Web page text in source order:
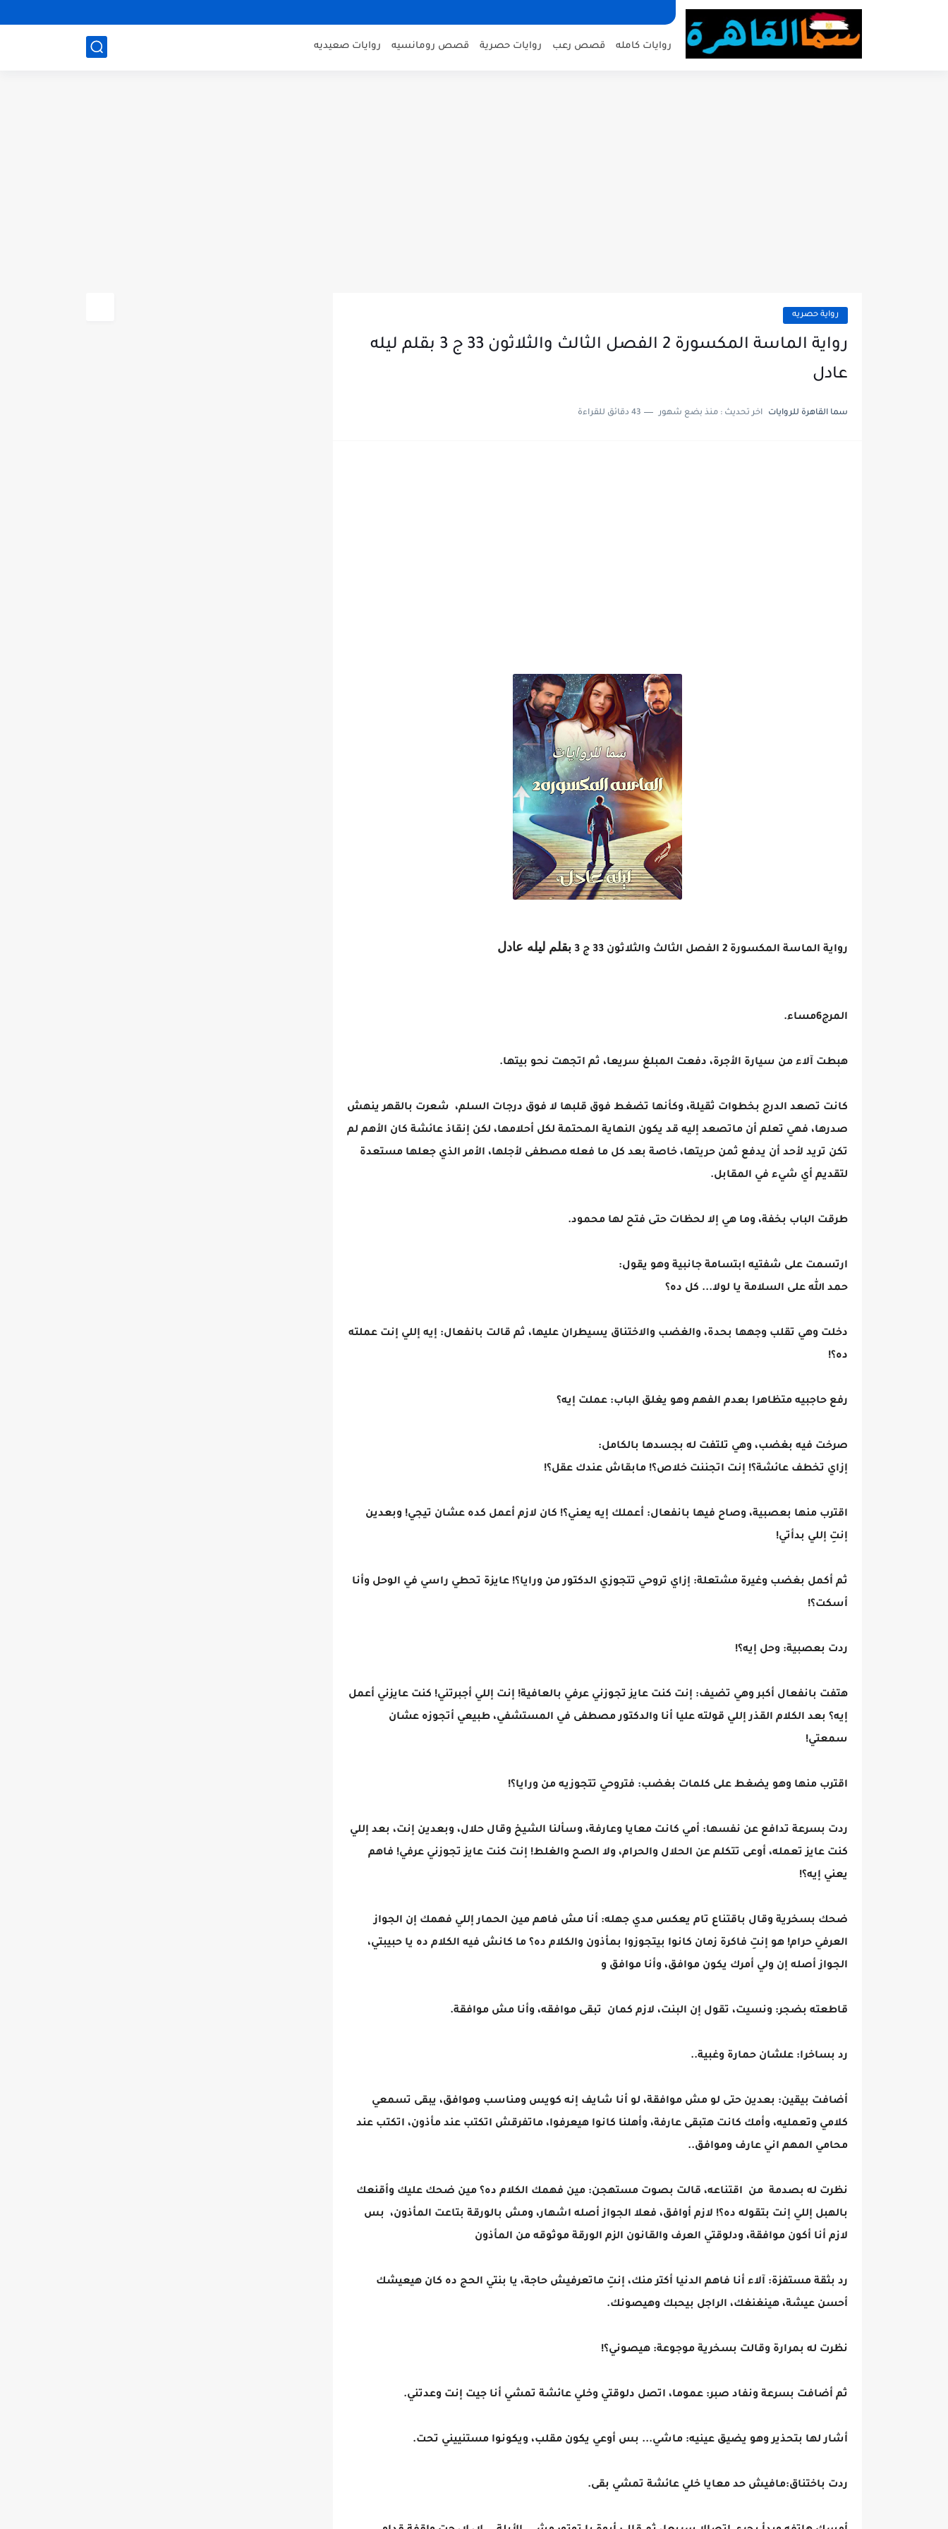
روايات كامله قصص رعب روايات حصرية قصص رومانسيه روايات صعيديه
رواية حصريه
رواية الماسة المكسورة 2 الفصل الثالث والثلاثون 33 ج 3 بقلم ليله
عادل
سما القاهرة للروايات اخر تحديث : منذ بضع شهور 43 دقائق للقراءة
رواية الماسة المكسورة 2 الفصل الثالث والثلاثون 33 ج 3 بقلم ليله عادل
المرج6مساء.
هبطت آلاء من سيارة الأجرة، دفعت المبلغ سريعا، ثم اتجهت نحو بيتها.
كانت تصعد الدرج بخطوات ثقيلة، وكأنها تضغط فوق قلبها لا فوق درجات السلم، شعرت بالقهر ينهش
صدرها، فهي تعلم أن ماتصعد إليه قد يكون النهاية المحتمة لكل أحلامها، لكن إنقاذ عائشة كان الأهم لم
تكن تريد لأحد أن يدفع ثمن حريتها، خاصة بعد كل ما فعله مصطفى لأجلها، الأمر الذي جعلها مستعدة
لتقديم أي شيء في المقابل.
طرقت الباب بخفة، وما هي إلا لحظات حتى فتح لها محمود.
ارتسمت على شفتيه ابتسامة جانبية وهو يقول:
حمد الله على السلامة يا لولا... كل ده؟
دخلت وهي تقلب وجهها بحدة، والغضب والاختناق يسيطران عليها، ثم قالت بانفعال: إيه إللي إنت عملته
ده؟!
رفع حاجبيه متظاهرا بعدم الفهم وهو يغلق الباب: عملت إيه؟
صرخت فيه بغضب، وهي تلتفت له بجسدها بالكامل:
إزاي تخطف عائشة؟! إنت اتجننت خلاص؟! مابقاش عندك عقل؟!
اقترب منها بعصبية، وصاح فيها بانفعال: أعملك إيه يعني؟! كان لازم أعمل كده عشان تيجي! وبعدين
إنتِ إللي بدأتي!
ثم أكمل بغضب وغيرة مشتعلة: إزاي تروحي تتجوزي الدكتور من ورايا؟! عايزة تحطي راسي في الوحل وأنا
أسكت؟!
ردت بعصبية: وحل إيه؟!
هتفت بانفعال أكبر وهي تضيف: إنت كنت عايز تجوزني عرفي بالعافية! إنت إللي أجبرتني! كنت عايزني أعمل
إيه؟ بعد الكلام القذر إللي قولته عليا أنا والدكتور مصطفى في المستشفي، طبيعي أتجوزه عشان
سمعتي!
اقترب منها وهو يضغط على كلمات بغضب: فتروحي تتجوزيه من ورايا؟!
ردت بسرعة تدافع عن نفسها: أمي كانت معايا وعارفة، وسألنا الشيخ وقال حلال، وبعدين إنت، بعد إللي
كنت عايز تعمله، أوعى تتكلم عن الحلال والحرام، ولا الصح والغلط! إنت كنت عايز تجوزني عرفي! فاهم
يعني إيه؟!
ضحك بسخرية وقال باقتناع تام يعكس مدي جهله: أنا مش فاهم مين الحمار إللي فهمك إن الجواز
العرفي حرام! هو إنتِ فاكرة زمان كانوا بيتجوزوا بمأذون والكلام ده؟ ما كانش فيه الكلام ده يا حبيبتي،
الجواز أصله إن ولي أمرك يكون موافق، وأنا موافق و
قاطعته بضجر: ونسيت، تقول إن البنت، لازم كمان تبقى موافقه، وأنا مش موافقة.
رد بساخرا: علشان حمارة وغبية..
أضافت بيقين: بعدين حتى لو مش موافقة، لو أنا شايف إنه كويس ومناسب وموافق، يبقى تسمعي
كلامي وتعمليه، وأمك كانت هتبقى عارفة، وأهلنا كانوا هيعرفوا، ماتفرقش اتكتب عند مأذون، اتكتب عند
محامي المهم اني عارف وموافق..
نظرت له بصدمة من اقتناعه، قالت بصوت مستهجن: مين فهمك الكلام ده؟ مين ضحك عليك وأقنعك
بالهبل إللي إنت بتقوله ده؟! لازم أوافق، فعلا الجواز أصله اشهار، ومش بالورقة بتاعت المأذون، بس
لازم أنا أكون موافقة، ودلوقتي العرف والقانون الزم الورقة موثوقه من المأذون
رد بثقة مستفزة: آلاء أنا فاهم الدنيا أكتر منك، إنتِ ماتعرفيش حاجة، يا بنتي الحج ده كان هيعيشك
أحسن عيشة، هينغنغك، الراجل بيحبك وهيصونك.
نظرت له بمرارة وقالت بسخرية موجوعة: هيصوني؟!
ثم أضافت بسرعة ونفاد صبر: عموما، اتصل دلوقتي وخلي عائشة تمشي أنا جيت إنت وعدتني.
أشار لها بتحذير وهو يضيق عينيه: ماشي... بس أوعي يكون مقلب، ويكونوا مستنييني تحت.
ردت باختناق:مافيش حد معايا خلي عائشة تمشي بقى.